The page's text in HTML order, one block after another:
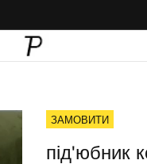
ЗАМОВИТИ
під'юбник